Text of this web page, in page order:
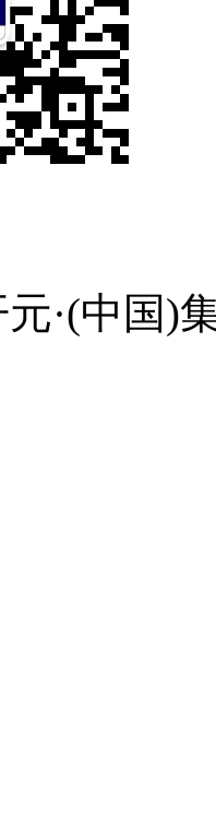
元·(中国